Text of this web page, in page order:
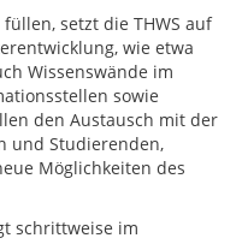
setzt die THWS auf
wie etwa
Wissenswände im
sowie
den Austausch mit der
und Studierenden,
Möglichkeiten des
schrittweise im